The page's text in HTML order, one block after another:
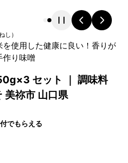
し ）
使用した健康に良い！香りが
作り味噌
セット ｜ 調味料
美祢市 山口県
でもらえる